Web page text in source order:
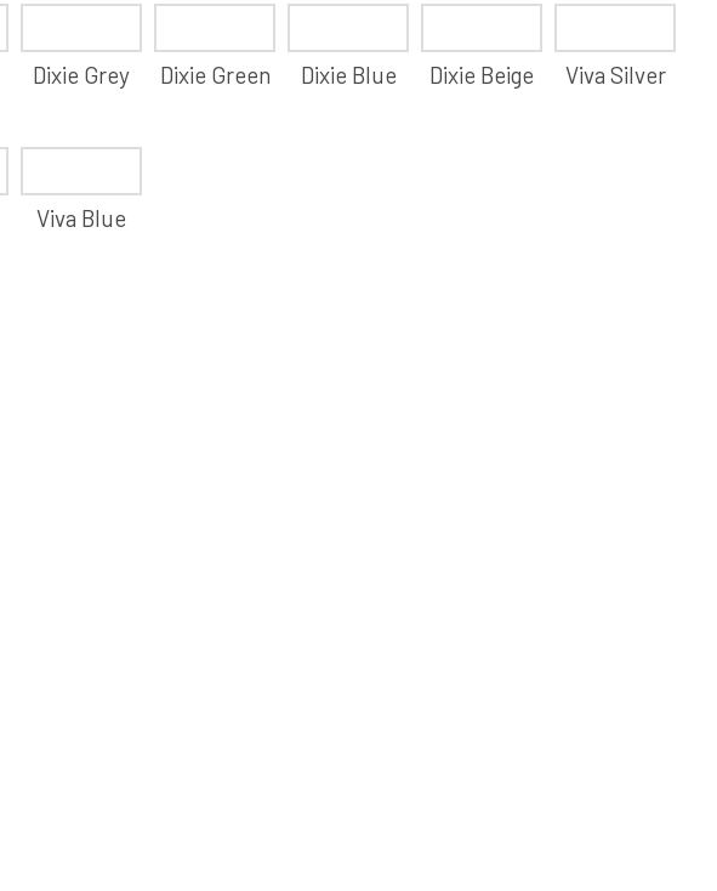
Dixie Grey Dixie Green Dixie Blue Dixie Beige Viva Silver
Viva Blue